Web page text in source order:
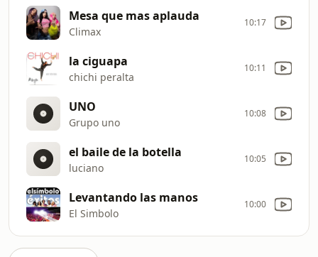
Mesa que mas aplauda
Climax
10:17
la ciguapa
chichi peralta
10:11
UNO
Grupo uno
10:08
el baile de la botella
luciano
10:05
Levantando las manos
El Simbolo
10:00